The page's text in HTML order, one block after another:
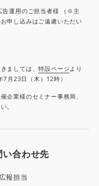
告運用のご担当者様 （※主
申し込みはご遠慮いただい
ましては、特設ページより
月23日（木）12時）
企業様のセミナー事務局、
。
い合わせ先
報担当